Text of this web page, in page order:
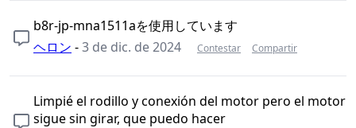
b8r-jp-mna1511aを使用しています
ヘロン -3 de dic. de 2024 Contestar Compartir
Limpié el rodillo y conexión del motor pero el motor
sigue sin girar, que puedo hacer